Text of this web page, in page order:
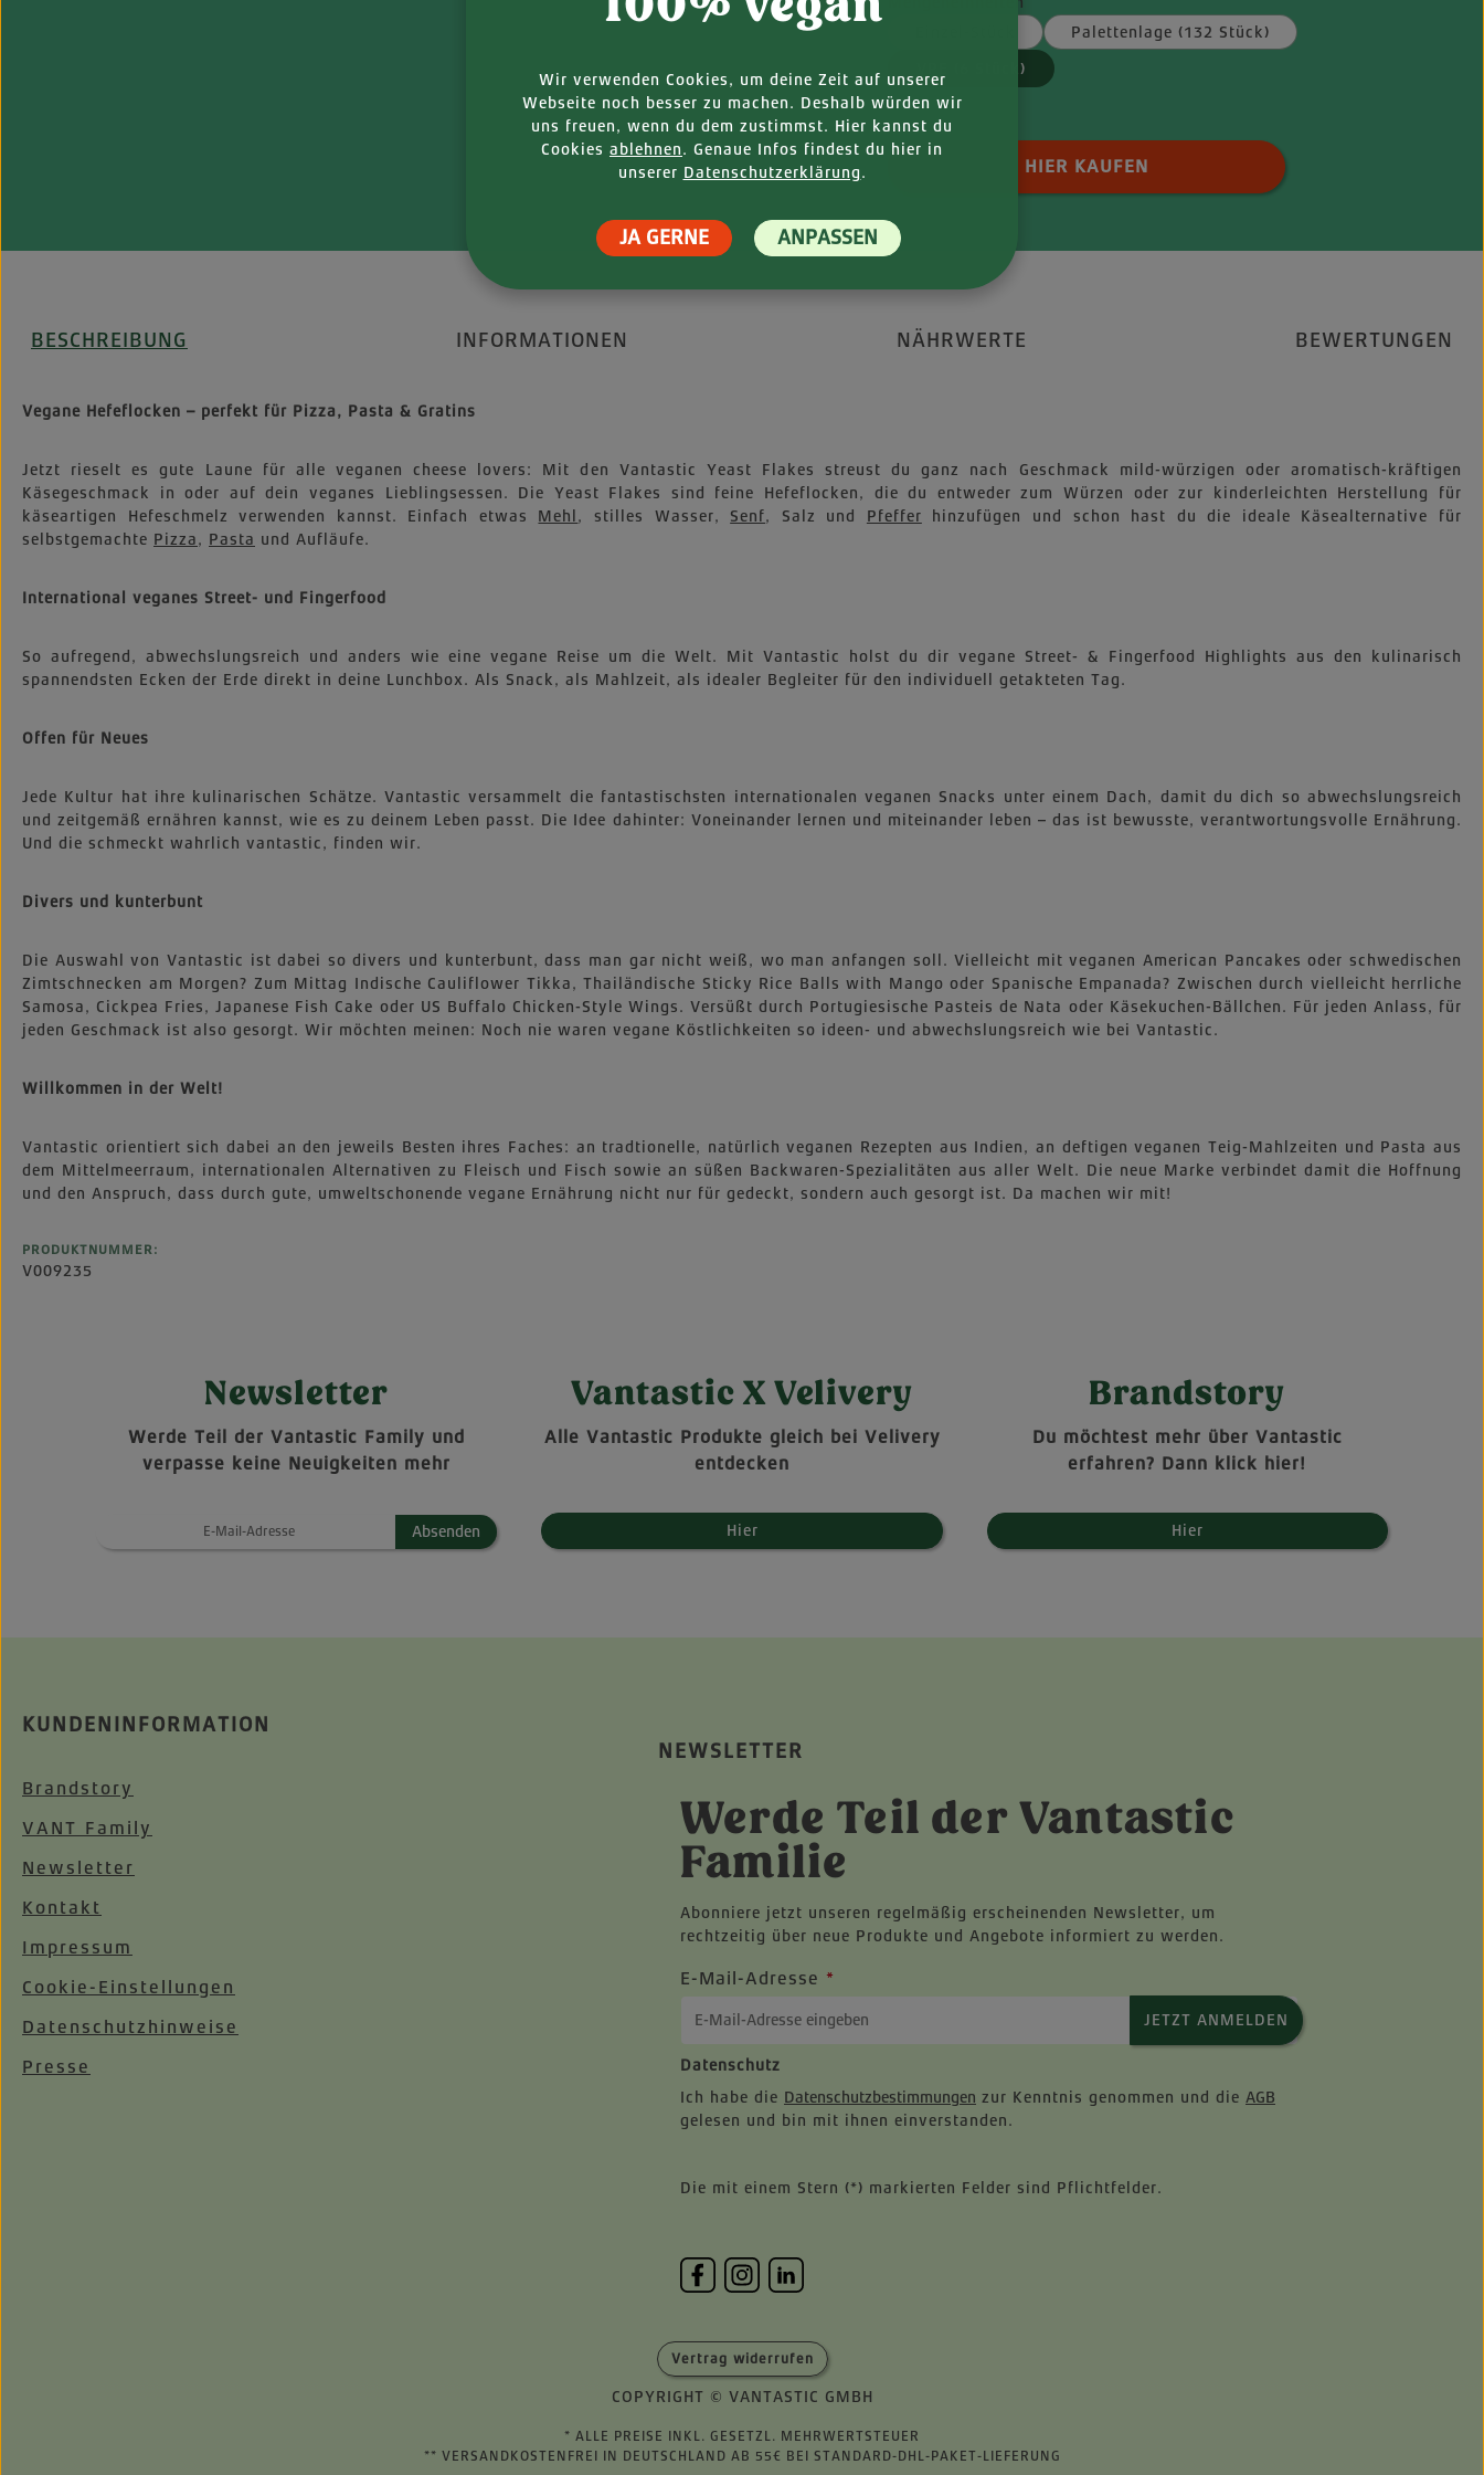
Palettenlage (132 Stück)
VPE (6 Stück)
Produkt Anzahl: Gib den gewünschten Wert
HIER KAUFEN
BESCHREIBUNG INFORMATIONEN NÄHRWERTE BEWERTUNGEN
Vegane Hefeflocken – perfekt für Pizza, Pasta & Gratins
Jetzt rieselt es gute Laune für alle veganen cheese lovers: Mit den Vantastic Yeast Flakes streust du ganz nach Geschmack mild-würzigen oder aromatisch-kräftigen
Käsegeschmack in oder auf dein veganes Lieblingsessen. Die Yeast Flakes sind feine Hefeflocken, die du entweder zum Würzen oder zur kinderleichten Herstellung für
käseartigen Hefeschmelz verwenden kannst. Einfach etwas Mehl, stilles Wasser, Senf, Salz und Pfeffer hinzufügen und schon hast du die ideale Käsealternative für
selbstgemachte Pizza, Pasta und Aufläufe.
International veganes Street- und Fingerfood
So aufregend, abwechslungsreich und anders wie eine vegane Reise um die Welt. Mit Vantastic holst du dir vegane Street- & Fingerfood Highlights aus den kulinarisch
spannendsten Ecken der Erde direkt in deine Lunchbox. Als Snack, als Mahlzeit, als idealer Begleiter für den individuell getakteten Tag.
Offen für Neues
Jede Kultur hat ihre kulinarischen Schätze. Vantastic versammelt die fantastischsten internationalen veganen Snacks unter einem Dach, damit du dich so abwechslungsreich
und zeitgemäß ernähren kannst, wie es zu deinem Leben passt. Die Idee dahinter: Voneinander lernen und miteinander leben – das ist bewusste, verantwortungsvolle Ernährung.
Und die schmeckt wahrlich vantastic, finden wir.
Divers und kunterbunt
Die Auswahl von Vantastic ist dabei so divers und kunterbunt, dass man gar nicht weiß, wo man anfangen soll. Vielleicht mit veganen American Pancakes oder schwedischen
Zimtschnecken am Morgen? Zum Mittag Indische Cauliflower Tikka, Thailändische Sticky Rice Balls with Mango oder Spanische Empanada? Zwischen durch vielleicht herrliche
Samosa, Cickpea Fries, Japanese Fish Cake oder US Buffalo Chicken-Style Wings. Versüßt durch Portugiesische Pasteis de Nata oder Käsekuchen-Bällchen. Für jeden Anlass, für
jeden Geschmack ist also gesorgt. Wir möchten meinen: Noch nie waren vegane Köstlichkeiten so ideen- und abwechslungsreich wie bei Vantastic.
Willkommen in der Welt!
Vantastic orientiert sich dabei an den jeweils Besten ihres Faches: an tradtionelle, natürlich veganen Rezepten aus Indien, an deftigen veganen Teig-Mahlzeiten und Pasta aus
dem Mittelmeerraum, internationalen Alternativen zu Fleisch und Fisch sowie an süßen Backwaren-Spezialitäten aus aller Welt. Die neue Marke verbindet damit die Hoffnung
und den Anspruch, dass durch gute, umweltschonende vegane Ernährung nicht nur für gedeckt, sondern auch gesorgt ist. Da machen wir mit!
PRODUKTNUMMER:
V009235
Newsletter
Werde Teil der Vantastic Family und
verpasse keine Neuigkeiten mehr
Absenden
Vantastic X Velivery
Alle Vantastic Produkte gleich bei Velivery
entdecken
Hier
Brandstory
Du möchtest mehr über Vantastic
erfahren? Dann klick hier!
Hier
KUNDENINFORMATION
Brandstory
VANT Family
Newsletter
Kontakt
Impressum
Cookie-Einstellungen
Datenschutzhinweise
Presse
NEWSLETTER
Werde Teil der Vantastic
Familie
Abonniere jetzt unseren regelmäßig erscheinenden Newsletter, um
rechtzeitig über neue Produkte und Angebote informiert zu werden.
E-Mail-Adresse *
JETZT ANMELDEN
Datenschutz
Ich habe die Datenschutzbestimmungen zur Kenntnis genommen und die AGB
gelesen und bin mit ihnen einverstanden.
Die mit einem Stern (*) markierten Felder sind Pflichtfelder.
Vertrag widerrufen
COPYRIGHT © VANTASTIC GMBH
* ALLE PREISE INKL. GESETZL. MEHRWERTSTEUER
** VERSANDKOSTENFREI IN DEUTSCHLAND AB 55€ BEI STANDARD-DHL-PAKET-LIEFERUNG
Wir verwenden Cookies, um deine Zeit auf unserer
Webseite noch besser zu machen. Deshalb würden wir
uns freuen, wenn du dem zustimmst. Hier kannst du
Cookies ablehnen. Genaue Infos findest du hier in
unserer Datenschutzerklärung.
ANPASSEN
JA GERNE